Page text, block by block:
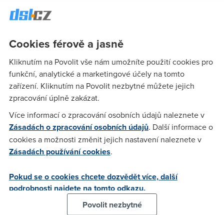
Miroslav Šilhavý
Nechci sýčkovat, ale takováto nabídka přiláká hlavně
snad s tím počítají...
Já(22.4.2004 14:53:21)
eh... strasne moc.... 3GB limit..... to asi ne, ze ? :) Spis prilaka
lidi kteri prave nesosaji bych rek....
Miroslav Šilhavý(22.4.2004 15:03:05)
by se to ADSL nehnulo z místa, že ne? Kromtoho opomíjíte
to, že při ceně 650 Kč si kdekdo rád dopřeje i data nad
Cookies férově a jasně
Kliknutím na Povolit vše nám umožníte použití cookies pro
funkční, analytické a marketingové účely na tomto
zařízení. Kliknutím na Povolit nezbytné můžete jejich
zpracování úplně zakázat.
Více informací o zpracování osobních údajů naleznete v
Zásadách o zpracování osobních údajů. Další informace o
cookies a možnosti změnit jejich nastavení naleznete v
Zásadách používání cookies.
Pokud se o cookies chcete dozvědět více, další
podrobnosti najdete na tomto odkazu.
Povolit nezbytné